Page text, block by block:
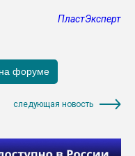
ПластЭксперт
следующая новость